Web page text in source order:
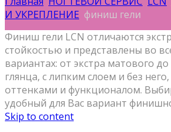
И УКРЕПЛЕНИЕ финиш гели
Финиш гели LCN отличаются
стойкостью и представлены во
вариантах: от экстра матового
глянца, с липким слоем и без
оттенками и функционалом.
удобный для Вас вариант
Skip to content